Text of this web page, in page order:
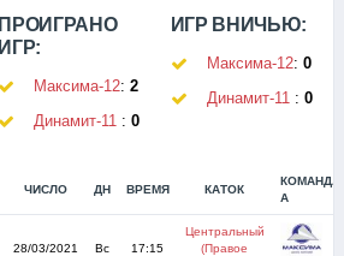
ПРОИГРАНО
ИГР:
Максима-12:2
Динамит-11 :0
ИГР ВНИЧЬЮ:
Максима-12: 0
Динамит-11 : 0
ЧИСЛО ДН ВРЕМЯ КАТОК
КОМАНДА
А
28/03/2021 Вс 17:15
Центральный
(Правое